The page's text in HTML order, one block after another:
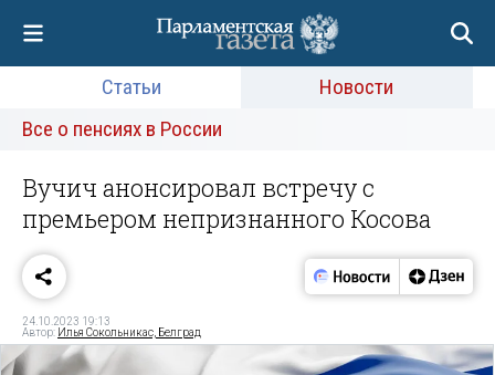
Статьи
Новости
Все о пенсиях в России
Вучич анонсировал встречу с
премьером непризнанного Косова
24.10.2023 19:13
Автор: Илья Сокольникас, Белград